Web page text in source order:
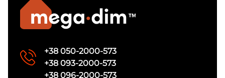
+38 050-2000-573
+38 093-2000-573
+38 096-2000-573